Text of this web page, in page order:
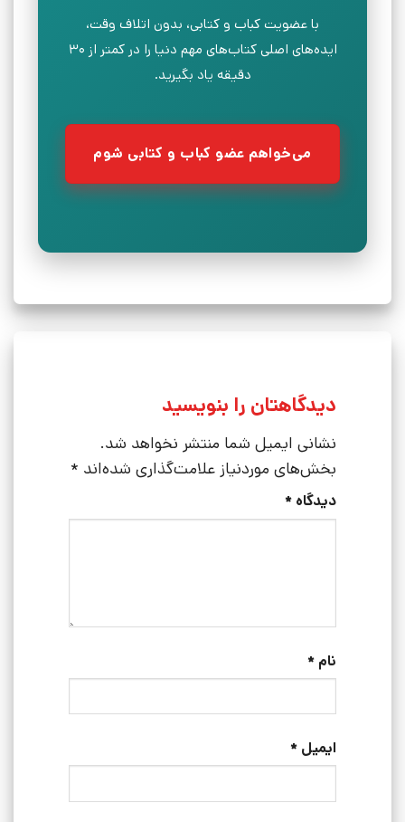
با عضویت کباب و کتابی، بدون اتلاف وقت،
ایده‌های اصلی کتاب‌های مهم دنیا را در کمتر از ۳۰
دقیقه یاد بگیرید.
می‌خواهم عضو کباب و کتابی شوم
دیدگاهتان را بنویسید
نشانی ایمیل شما منتشر نخواهد شد.
بخش‌های موردنیاز علامت‌گذاری شده‌اند *
دیدگاه *
نام *
ایمیل *